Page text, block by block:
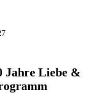
Jahre Liebe &